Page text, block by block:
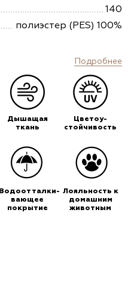
140
полиэстер (PES) 100%
Подробнее
Дышащая
ткань
Цветоу-
стойчивость
Водоотталки-
вающее
покрытие
Лояльность к
домашним
животным